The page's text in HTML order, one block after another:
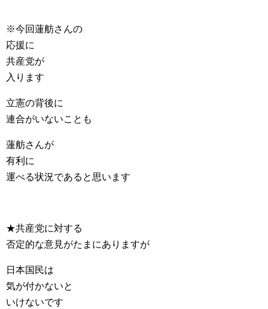
※今回蓮舫さんの
応援に
共産党が
入ります
立憲の背後に
連合がいないことも
蓮舫さんが
有利に
運べる状況であると思います
★共産党に対する
否定的な意見がたまにありますが
日本国民は
気が付かないと
いけないです